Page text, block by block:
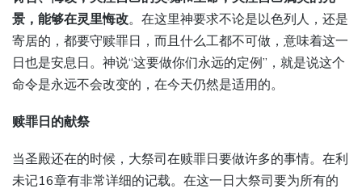
景，能够在灵里悔改。在这里神要求不论是以色列人，还是
寄居的，都要守赎罪日，而且什么工都不可做，意味着这一
日也是安息日。神说“这要做你们永远的定例”，就是说这个
命令是永远不会改变的，在今天仍然是适用的。
赎罪日的献祭
当圣殿还在的时候，大祭司在赎罪日要做许多的事情。在利
未记16章有非常详细的记载。在这一日大祭司要为所有的